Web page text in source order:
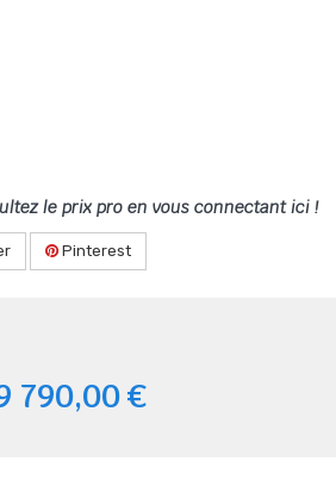
le prix pro en vous connectant ici !
Pinterest
790,00 €